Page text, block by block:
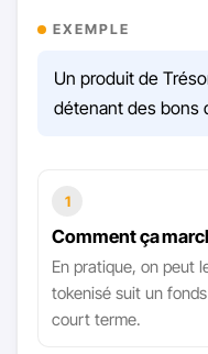
EXEMPLE
Un produit de
détenant des bons
1
Comment ça
En pratique, on peut
tokenisé suit un
court terme.